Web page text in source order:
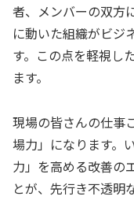
者、メンバーの双方
に動いた組織がビジ
す。この点を軽視し
ます。
現場の皆さんの仕事
場力」になります。
力」を高める改善の
とが、先行き不透明